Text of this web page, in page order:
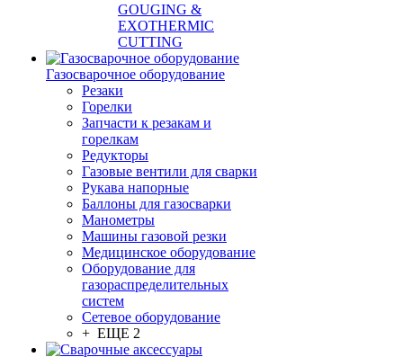
GOUGING &
EXOTHERMIC
CUTTING
Газосварочное оборудование
Резаки
Горелки
Запчасти к резакам и
горелкам
Редукторы
Газовые вентили для сварки
Рукава напорные
Баллоны для газосварки
Манометры
Машины газовой резки
Медицинское оборудование
Оборудование для
газораспределительных
систем
Сетевое оборудование
+ ЕЩЕ 2